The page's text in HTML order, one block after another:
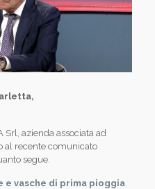
azienda associata ad
al recente comunicato
segue.
e vasche di prima pioggia